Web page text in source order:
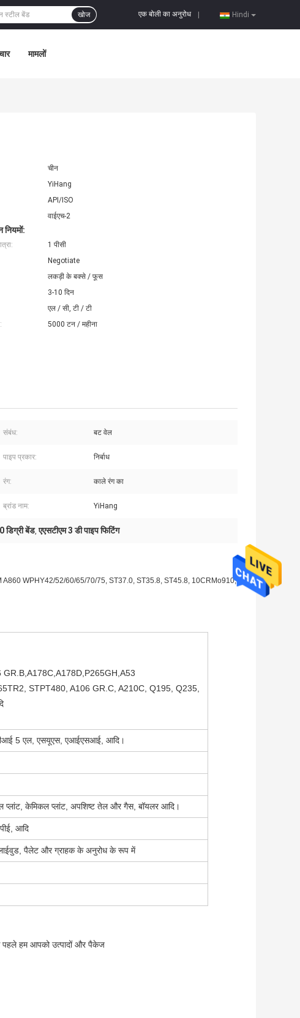
Hindi
एक बोली का अनुरोध
खोज
मामलों
चीन
YiHang
API/ISO
वाईएच-2
नियमों:
1 पीसी
Negotiate
लकड़ी के बक्से / फूस
3-10 दिन
एल / सी, टी / टी
5000 टन / महीना
संबंध: बट वेल
पाइप प्रकार: निर्बाध
रंग: काले रंग का
ब्रांड नाम: YiHang
डिग्री बेंड,एएसटीएम 3 डी पाइप फिटिंग
A860 WPHY42/52/60/65/70/75, ST37.0, ST35.8, ST45.8, 10CRMo910,
STPT480, A106 GR.C, A210C, Q195, Q235,
5 एल, एसयूएस, एआईएसआई, आदि।
प्लांट, केमिकल प्लांट, अपशिष्ट तेल और गैस, बॉयलर आदि।
आदि
पैलेट और ग्राहक के अनुरोध के रूप में
पहले हम आपको उत्पादों और पैकेज